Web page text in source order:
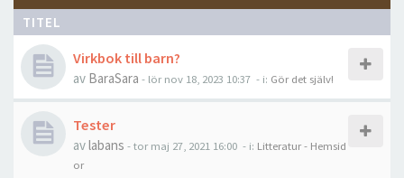
TITEL
Virkbok till barn?
av BaraSara - lör nov 18, 2023 10:37 - i: Gör det själv!
Tester
avlabans -tor maj 27, 2021 16:00 - i: Litteratur - Hemsid
or